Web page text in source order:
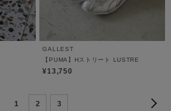
GALLEST
【PUMA】Hストリート LUSTRE
¥13,750
1 2 3